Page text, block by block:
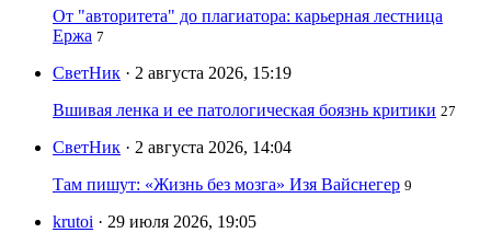
От "авторитета" до плагиатора: карьерная лестница
Ержа 7
СветНик · 2 августа 2026, 15:19
Вшивая ленка и ее патологическая боязнь критики 27
СветНик · 2 августа 2026, 14:04
Там пишут: «Жизнь без мозга» Изя Вайснегер 9
krutoi · 29 июля 2026, 19:05